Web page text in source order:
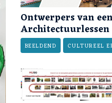
Ontwerpers van
Architectuurlessen
BEELDEND CULTUREEL